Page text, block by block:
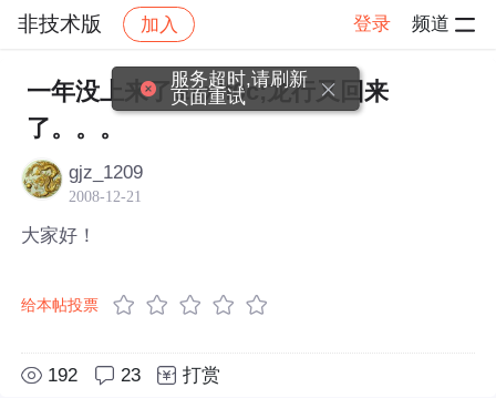
非技术版 加入 登录 频道
社区 非技术版 帖子详情
一年没上来了&#xff0c;龙行又回来
了。。。
gjz_1209
2008-12-21
大家好！
给本帖投票
192 23 打赏
服务超时,请刷新
页面重试